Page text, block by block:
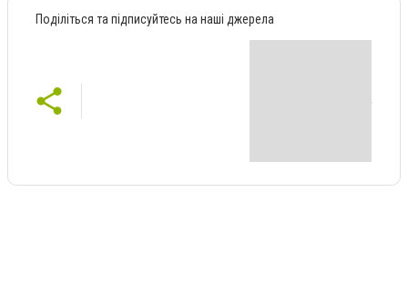
Поділіться та підписуйтесь на наші джерела